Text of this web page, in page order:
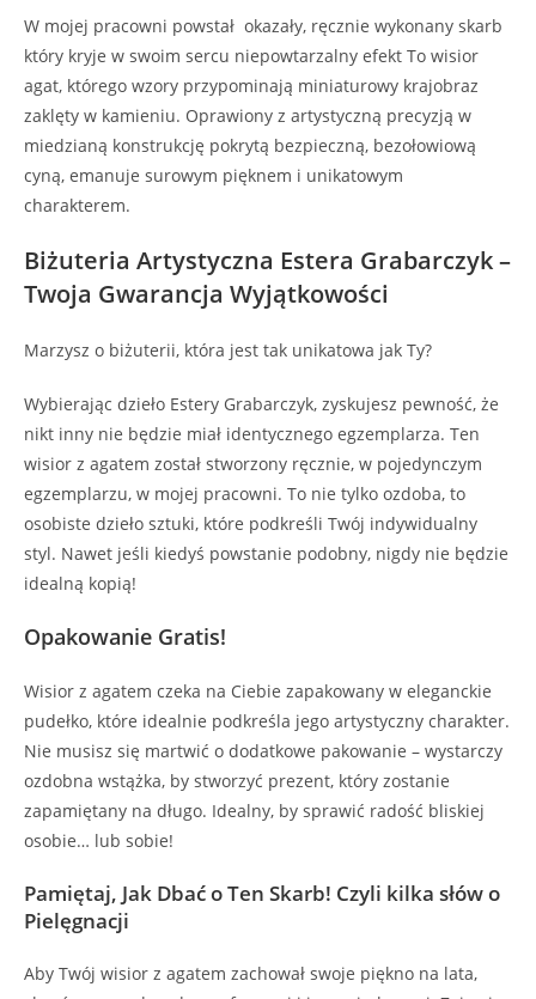
W mojej pracowni powstał okazały, ręcznie wykonany skarb
który kryje w swoim sercu niepowtarzalny efekt To wisior
agat, którego wzory przypominają miniaturowy krajobraz
zaklęty w kamieniu. Oprawiony z artystyczną precyzją w
miedzianą konstrukcję pokrytą bezpieczną, bezołowiową
cyną, emanuje surowym pięknem i unikatowym
charakterem.
Biżuteria Artystyczna Estera Grabarczyk –
Twoja Gwarancja Wyjątkowości
Marzysz o biżuterii, która jest tak unikatowa jak Ty?
Wybierając dzieło Estery Grabarczyk, zyskujesz pewność, że
nikt inny nie będzie miał identycznego egzemplarza. Ten
wisior z agatem został stworzony ręcznie, w pojedynczym
egzemplarzu, w mojej pracowni. To nie tylko ozdoba, to
osobiste dzieło sztuki, które podkreśli Twój indywidualny
styl. Nawet jeśli kiedyś powstanie podobny, nigdy nie będzie
idealną kopią!
Opakowanie Gratis!
Wisior z agatem czeka na Ciebie zapakowany w eleganckie
pudełko, które idealnie podkreśla jego artystyczny charakter.
Nie musisz się martwić o dodatkowe pakowanie – wystarczy
ozdobna wstążka, by stworzyć prezent, który zostanie
zapamiętany na długo. Idealny, by sprawić radość bliskiej
osobie… lub sobie!
Pamiętaj, Jak Dbać o Ten Skarb! Czyli kilka słów o
Pielęgnacji
Aby Twój wisior z agatem zachował swoje piękno na lata,